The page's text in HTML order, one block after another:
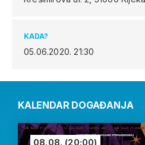
KADA?
05.06.2020.21:30
KALENDAR DOGAĐANJA
08.08. (20:00)